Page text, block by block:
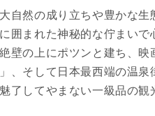
自然の成り立ちや豊かな
囲まれた神秘的な佇まい
壁の上にポツンと建ち、
、そして日本最西端の温
了してやまない一級品の